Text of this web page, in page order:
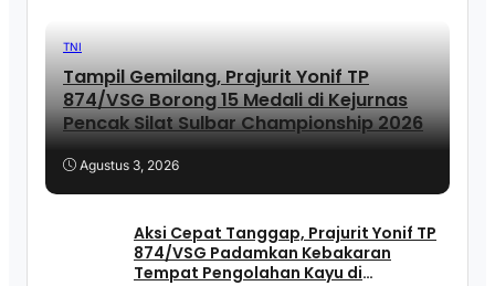
TNI
Tampil Gemilang, Prajurit Yonif TP
874/VSG Borong 15 Medali di Kejurnas
Pencak Silat Sulbar Championship 2026
Agustus 3, 2026
Aksi Cepat Tanggap, Prajurit Yonif TP
874/VSG Padamkan Kebakaran
Tempat Pengolahan Kayu di